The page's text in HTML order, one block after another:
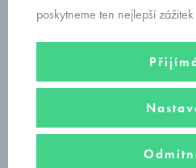
poskytneme ten nejlepší